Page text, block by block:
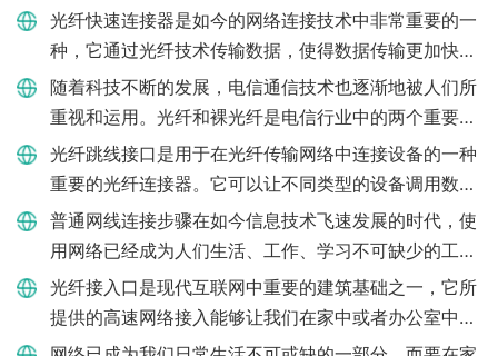
围。安装光纤灯需要一定的技巧和耐心，下面我们会介
绍一些方法和技巧，帮
光纤快速连接器是如今的网络连接技术中非常重要的一
种，它通过光纤技术传输数据，使得数据传输更加快
速、稳定、安全，且不受距离限制，被广泛应用于各个
领域，特别是在互联网
随着科技不断的发展，电信通信技术也逐渐地被人们所
重视和运用。光纤和裸光纤是电信行业中的两个重要概
念。两者都是将信息通过光信号的形式传输，但是它们
之间还是存在一些区
光纤跳线接口是用于在光纤传输网络中连接设备的一种
重要的光纤连接器。它可以让不同类型的设备调用数据
和信号，从而在光纤网络中实现高效的数据传输。光纤
跳线接口也是应用于
普通网线连接步骤在如今信息技术飞速发展的时代，使
用网络已经成为人们生活、工作、学习不可缺少的工
具。而网络连接，需要使用到各式各样的电缆，其中最
常见的莫过于普通网线
光纤接入口是现代互联网中重要的建筑基础之一，它所
提供的高速网络接入能够让我们在家中或者办公室中享
受到更稳定、更高速的网络连接。那么光纤接入口究竟